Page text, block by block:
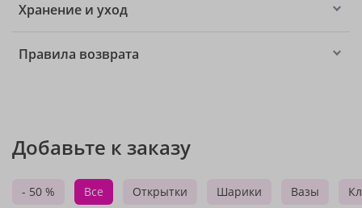
Хранение и уход
Правила возврата
Добавьте к заказу
- 50 % Все Открытки Шарики Вазы